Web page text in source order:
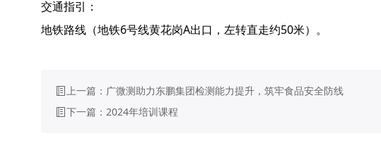
交通指引：
地铁路线（地铁6号线黄花岗A出口，左转直走约50米）。
上一篇： 广微测助力东鹏集团检测能力提升，筑牢食品安全防线
下一篇： 2024年培训课程